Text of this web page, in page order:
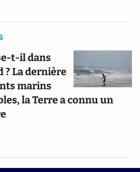
t-il dans
La dernière
marins
la Terre a connu un